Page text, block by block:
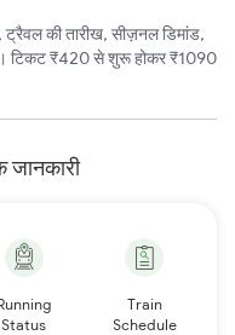
की तारीख, सीज़नल डिमांड,
है। टिकट ₹420 से शुरू होकर ₹1090
Status
Train
Schedule